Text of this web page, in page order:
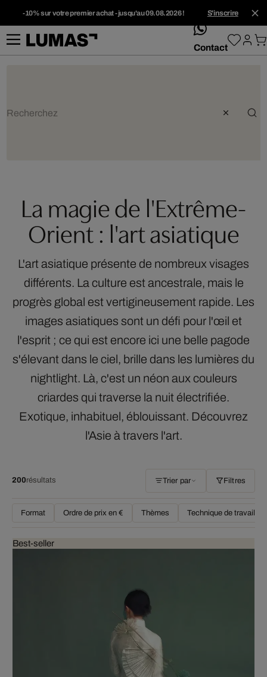
-10% sur votre premier achat - jusqu'au 09.08.2026 ! S'inscrire
whatsApp
Contact
La magie de l'Extrême-
Orient : l'art asiatique
L'art asiatique présente de nombreux visages
différents. La culture est ancestrale, mais le
progrès global est vertigineusement rapide. Les
images asiatiques sont un défi pour l'œil et
l'esprit ; ce qui est encore ici une belle pagode
s'élevant dans le ciel, brille dans les lumières du
nightlight. Là, c'est un néon aux couleurs
criardes qui traverse la nuit électrifiée.
Exotique, inhabituel, éblouissant. Découvrez
l'Asie à travers l'art.
200résultats Trier par Filtres
Format Ordre de prix en € Thèmes Technique de travail
Best-seller